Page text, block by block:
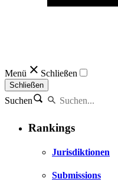
Menü Schließen
Schließen
Suchen
Rankings
Jurisdiktionen
Submissions